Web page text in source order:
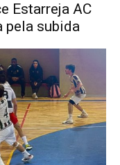
Estarreja AC
pela subida